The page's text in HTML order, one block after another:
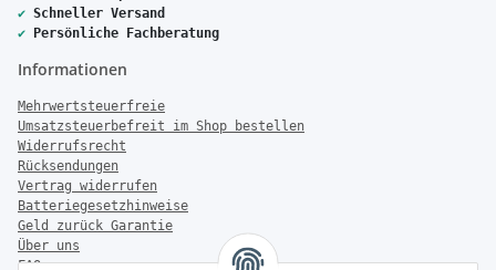
✔ Schneller Versand
✔ Persönliche Fachberatung
Informationen
Mehrwertsteuerfreie
Umsatzsteuerbefreit im Shop bestellen
Widerrufsrecht
Rücksendungen
Vertrag widerrufen
Batteriegesetzhinweise
Geld zurück Garantie
Über uns
FAQ